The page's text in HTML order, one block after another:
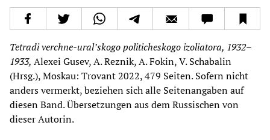
Tetradi verchne-ural’skogo politicheskogo izoliatora, 1932–
1933, Alexei Gusev, A. Reznik, A. Fokin, V. Schabalin
(Hrsg.), Moskau: Trovant 2022, 479 Seiten. Sofern nicht
anders vermerkt, beziehen sich alle Seitenangaben auf
diesen Band. Übersetzungen aus dem Russischen von
dieser Autorin.